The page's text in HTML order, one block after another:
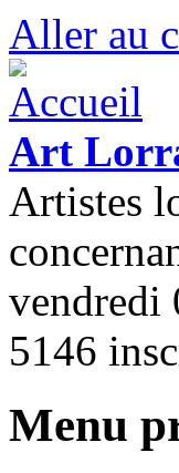
Aller au
Art
Artistes
vendredi
5146
Menu